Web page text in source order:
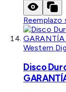
Reemplazo
Western
Disco